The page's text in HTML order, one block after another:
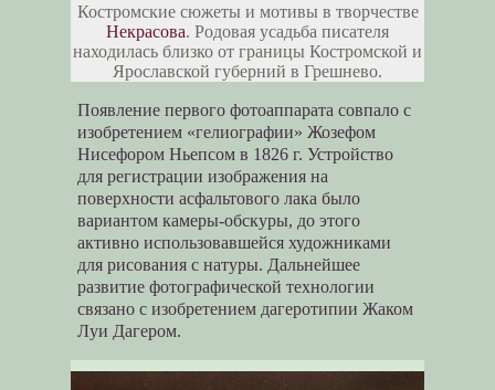
Костромские сюжеты и мотивы в творчестве
Некрасова. Родовая усадьба писателя
находилась близко от границы Костромской и
Ярославской губерний в Грешнево.
Появление первого фотоаппарата совпало с
изобретением «гелиографии» Жозефом
Нисефором Ньепсом в 1826 г. Устройство
для регистрации изображения на
поверхности асфальтового лака было
вариантом камеры-обскуры, до этого
активно использовавшейся художниками
для рисования с натуры. Дальнейшее
развитие фотографической технологии
связано с изобретением дагеротипии Жаком
Луи Дагером.